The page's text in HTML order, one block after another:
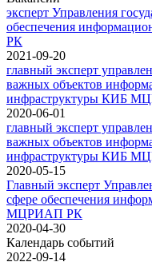
эксперт Управления
обеспечения
РК
2021-09-20
главный эксперт
важных объектов
инфраструктуры КИБ
2020-06-01
главный эксперт
важных объектов
инфраструктуры КИБ
2020-05-15
Главный эксперт
сфере обеспечения
МЦРИАП РК
2020-04-30
Календарь событий
2022-09-14